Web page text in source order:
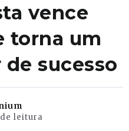
vence
torna um
sucesso
leitura